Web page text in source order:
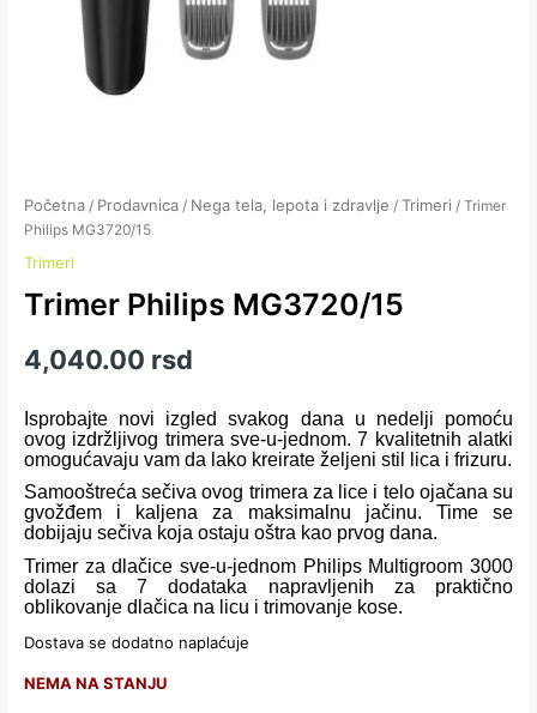
Početna / Prodavnica / Nega tela, lepota i zdravlje /Trimeri / Trimer
Philips MG3720/15
Trimeri
Trimer Philips MG3720/15
4,040.00 rsd
Isprobajte novi izgled svakog dana u nedelji pomoću
ovog izdržljivog trimera sve-u-jednom. 7 kvalitetnih alatki
omogućavaju vam da lako kreirate željeni stil lica i frizuru.
Samooštreća sečiva ovog trimera za lice i telo ojačana su
gvožđem i kaljena za maksimalnu jačinu. Time se
dobijaju sečiva koja ostaju oštra kao prvog dana.
Trimer za dlačice sve-u-jednom Philips Multigroom 3000
dolazi sa 7 dodataka napravljenih za praktično
oblikovanje dlačica na licu i trimovanje kose.
Dostava se dodatno naplaćuje
NEMA NA STANJU